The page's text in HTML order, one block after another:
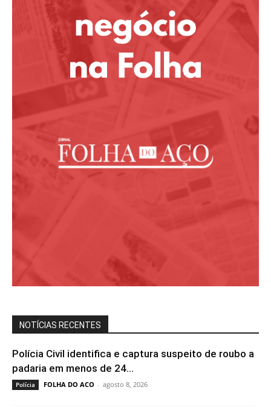
NOTÍCIAS RECENTES
Polícia Civil identifica e captura suspeito de roubo a
padaria em menos de 24...
Polícia FOLHA DO ACO - agosto 8, 2026